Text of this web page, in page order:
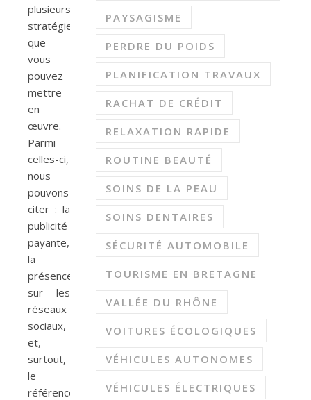
plusieurs
stratégies
que
vous
pouvez
mettre
en
œuvre.
Parmi
celles-ci,
nous
pouvons
citer : la
publicité
payante,
la
présence
sur les
réseaux
sociaux,
et,
surtout,
le
référencement
PAYSAGISME
PERDRE DU POIDS
PLANIFICATION TRAVAUX
RACHAT DE CRÉDIT
RELAXATION RAPIDE
ROUTINE BEAUTÉ
SOINS DE LA PEAU
SOINS DENTAIRES
SÉCURITÉ AUTOMOBILE
TOURISME EN BRETAGNE
VALLÉE DU RHÔNE
VOITURES ÉCOLOGIQUES
VÉHICULES AUTONOMES
VÉHICULES ÉLECTRIQUES